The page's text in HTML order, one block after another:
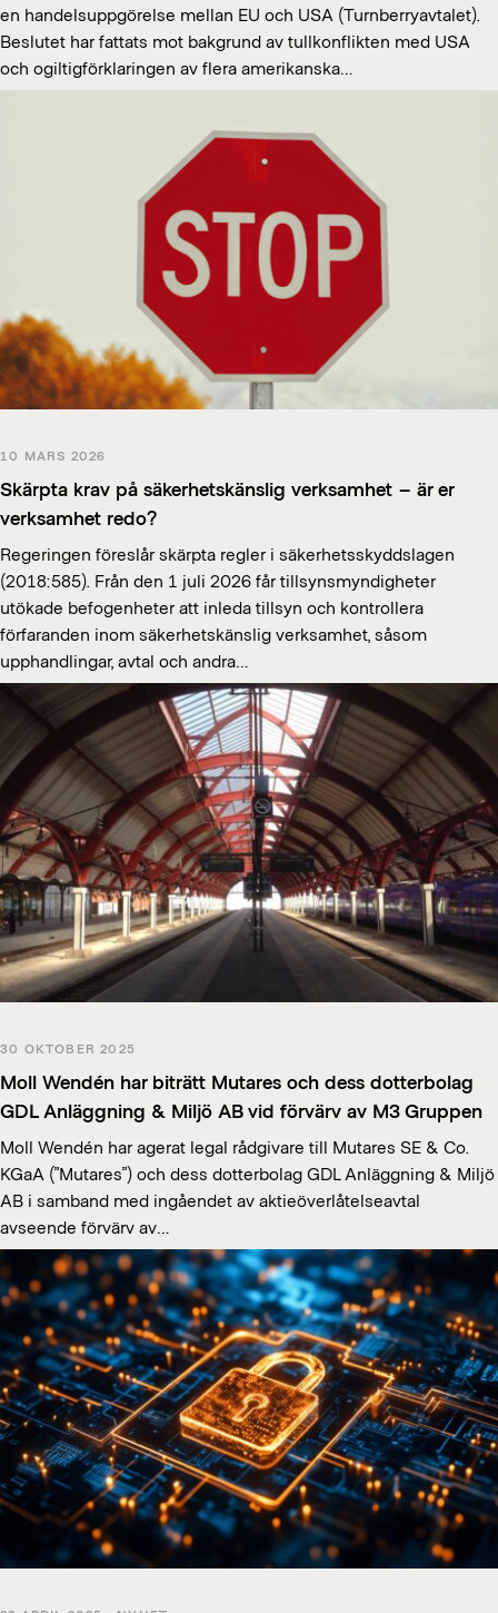
en handelsuppgörelse mellan EU och USA (Turnberryavtalet).
Beslutet har fattats mot bakgrund av tullkonflikten med USA
och ogiltigförklaringen av flera amerikanska…
10 MARS 2026
Skärpta krav på säkerhetskänslig verksamhet – är er
verksamhet redo?
Regeringen föreslår skärpta regler i säkerhetsskyddslagen
(2018:585). Från den 1 juli 2026 får tillsynsmyndigheter
utökade befogenheter att inleda tillsyn och kontrollera
förfaranden inom säkerhetskänslig verksamhet, såsom
upphandlingar, avtal och andra…
30 OKTOBER 2025
Moll Wendén har biträtt Mutares och dess dotterbolag
GDL Anläggning & Miljö AB vid förvärv av M3 Gruppen
Moll Wendén har agerat legal rådgivare till Mutares SE & Co.
KGaA (”Mutares”) och dess dotterbolag GDL Anläggning & Miljö
AB i samband med ingåendet av aktieöverlåtelseavtal
avseende förvärv av…